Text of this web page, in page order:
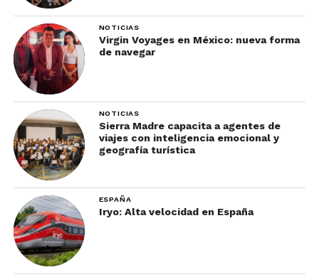
NOTICIAS
Virgin Voyages en México: nueva forma
de navegar
NOTICIAS
Sierra Madre capacita a agentes de
viajes con inteligencia emocional y
geografía turística
ESPAÑA
Iryo: Alta velocidad en España